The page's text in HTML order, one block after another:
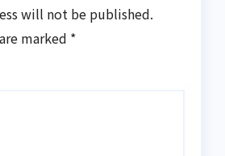
will not be published.
marked *